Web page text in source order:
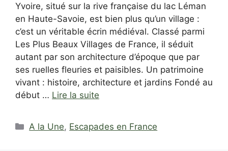
Yvoire, situé sur la rive française du lac Léman
en Haute-Savoie, est bien plus qu’un village :
c’est un véritable écrin médiéval. Classé parmi
Les Plus Beaux Villages de France, il séduit
autant par son architecture d’époque que par
ses ruelles fleuries et paisibles. Un patrimoine
vivant : histoire, architecture et jardins Fondé au
début … Lire la suite
Catégories
A la Une, Escapades en France